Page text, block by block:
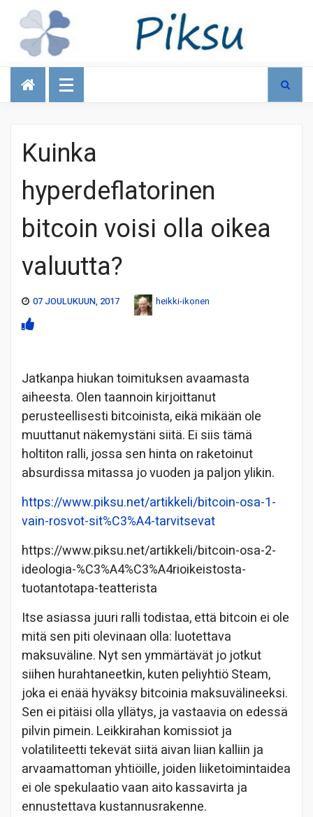
Talous
Kuinka
hyperdeflatorinen
bitcoin voisi olla oikea
valuutta?
07 JOULUKUUN, 2017 heikki-ikonen
Jatkanpa hiukan toimituksen avaamasta
aiheesta. Olen taannoin kirjoittanut
perusteellisesti bitcoinista, eikä mikään ole
muuttanut näkemystäni siitä. Ei siis tämä
holtiton ralli, jossa sen hinta on raketoinut
absurdissa mitassa jo vuoden ja paljon ylikin.
https://www.piksu.net/artikkeli/bitcoin-osa-1-
vain-rosvot-sit%C3%A4-tarvitsevat
https://www.piksu.net/artikkeli/bitcoin-osa-2-
ideologia-%C3%A4%C3%A4rioikeistosta-
tuotantotapa-teatterista
Itse asiassa juuri ralli todistaa, että bitcoin ei ole
mitä sen piti olevinaan olla: luotettava
maksuväline. Nyt sen ymmärtävät jo jotkut
siihen hurahtaneetkin, kuten peliyhtiö Steam,
joka ei enää hyväksy bitcoinia maksuvälineeksi.
Sen ei pitäisi olla yllätys, ja vastaavia on edessä
pilvin pimein. Leikkirahan komissiot ja
volatiliteetti tekevät siitä aivan liian kalliin ja
arvaamattoman yhtiöille, joiden liiketoimintaidea
ei ole spekulaatio vaan aito kassavirta ja
ennustettava kustannusrakenne.